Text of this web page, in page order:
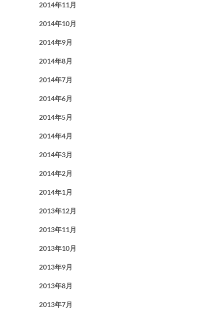
2014年11月
2014年10月
2014年9月
2014年8月
2014年7月
2014年6月
2014年5月
2014年4月
2014年3月
2014年2月
2014年1月
2013年12月
2013年11月
2013年10月
2013年9月
2013年8月
2013年7月